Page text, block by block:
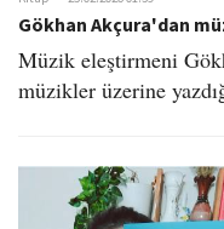
Gökhan Akçura'dan
Müzik eleştirmeni
müzikler üzerine